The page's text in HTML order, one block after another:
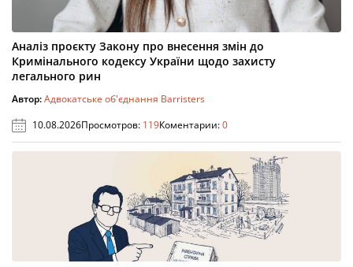
Аналіз проєкту Закону про внесення змін до
Кримінального кодексу України щодо захисту
легального рин
Автор:Адвокатське об'єднання Barristers
10.08.2026Просмотров: 119Коментарии:0